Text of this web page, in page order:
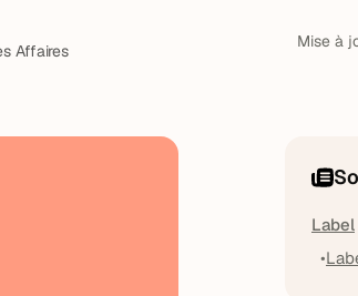
Affaires
Mise à
Label